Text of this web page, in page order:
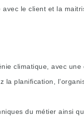
le client et la
climatique, avec
la planification,
du métier ainsi